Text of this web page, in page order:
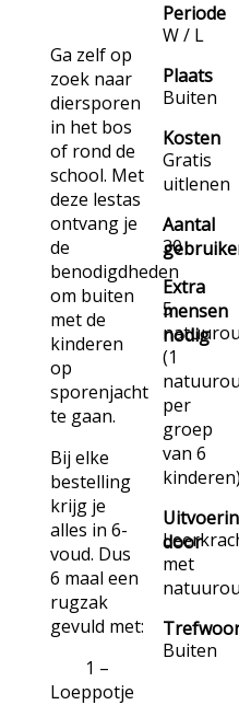
Ga zelf op
zoek naar
diersporen
in het bos
of rond de
school. Met
deze lestas
ontvang je
de
benodigdheden
om buiten
met de
kinderen
op
sporenjacht
te gaan.
Bij elke
bestelling
krijg je
alles in 6-
voud. Dus
6 maal een
rugzak
gevuld met:
1 –
Loeppotje
Periode
W / L
Plaats
Buiten
Kosten
Gratis
uitlenen
Aantal
30
Extra
mensen
nodig
5
(1
per
groep
van 6
door
met
Buiten